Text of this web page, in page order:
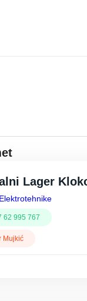
Lager
62 995 767
Mujkić